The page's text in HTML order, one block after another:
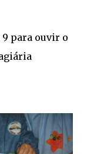
para ouvir o